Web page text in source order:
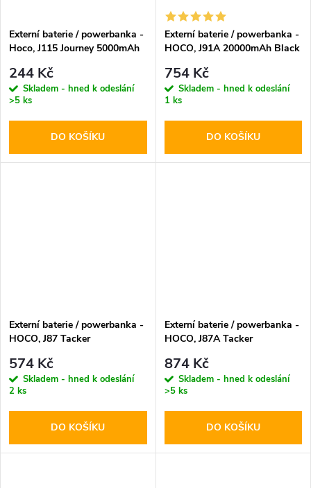
Externí baterie / powerbanka -
Hoco, J115 Journey 5000mAh
244 Kč
Skladem - hned k odeslání
>5 ks
DO KOŠÍKU
Externí baterie / powerbanka -
HOCO, J91A 20000mAh Black
754 Kč
Skladem - hned k odeslání
1 ks
DO KOŠÍKU
Externí baterie / powerbanka -
HOCO, J87 Tacker
Black
574 Kč
Skladem - hned k odeslání
2 ks
DO KOŠÍKU
Externí baterie / powerbanka -
HOCO, J87A Tacker
Black
874 Kč
Skladem - hned k odeslání
>5 ks
DO KOŠÍKU